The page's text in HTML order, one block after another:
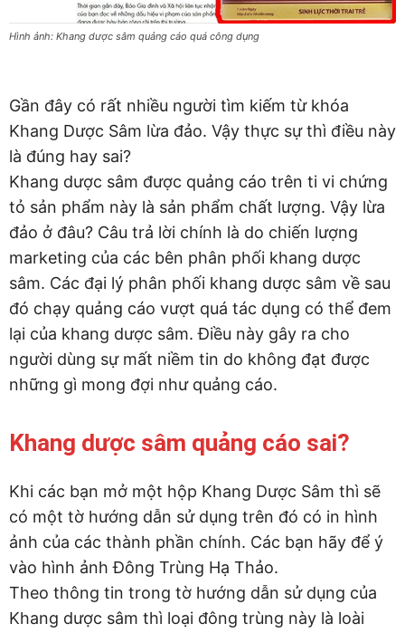
Hình ảnh: Khang dược sâm quảng cáo quá công dụng
Gần đây có rất nhiều người tìm kiếm từ khóa
Khang Dược Sâm lừa đảo. Vậy thực sự thì điều này
là đúng hay sai?
Khang dược sâm được quảng cáo trên ti vi chứng
tỏ sản phẩm này là sản phẩm chất lượng. Vậy lừa
đảo ở đâu? Câu trả lời chính là do chiến lượng
marketing của các bên phân phối khang dược
sâm. Các đại lý phân phối khang dược sâm về sau
đó chạy quảng cáo vượt quá tác dụng có thể đem
lại của khang dược sâm. Điều này gây ra cho
người dùng sự mất niềm tin do không đạt được
những gì mong đợi như quảng cáo.
Khang dược sâm quảng cáo sai?
Khi các bạn mở một hộp Khang Dược Sâm thì sẽ
có một tờ hướng dẫn sử dụng trên đó có in hình
ảnh của các thành phần chính. Các bạn hãy để ý
vào hình ảnh Đông Trùng Hạ Thảo.
Theo thông tin trong tờ hướng dẫn sử dụng của
Khang dược sâm thì loại đông trùng này là loài